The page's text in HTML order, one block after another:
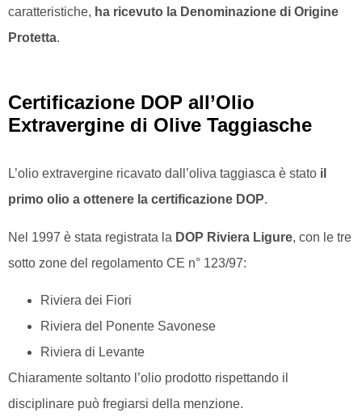
caratteristiche, ha ricevuto la Denominazione di Origine
Protetta.
Certificazione DOP all’Olio
Extravergine di Olive Taggiasche
L’olio extravergine ricavato dall’oliva taggiasca è stato il
primo olio a ottenere la certificazione DOP.
Nel 1997 è stata registrata la DOP Riviera Ligure, con le tre
sotto zone del regolamento CE n° 123/97:
Riviera dei Fiori
Riviera del Ponente Savonese
Riviera di Levante
Chiaramente soltanto l’olio prodotto rispettando il
disciplinare può fregiarsi della menzione.